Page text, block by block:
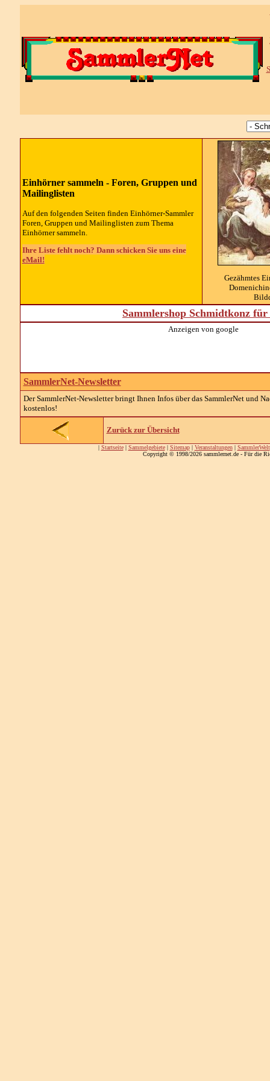
Einhörner sammeln - Foren, Gruppen und
Mailinglisten
Auf den folgenden Seiten finden Einhörner-Sammler
Foren, Gruppen und Mailinglisten zum Thema
Einhörner sammeln.
Ihre Liste fehlt noch? Dann schicken Sie uns eine
eMail!
Gezähmtes
Sammlershop Schmidtkonz
Anzeigen von google
SammlerNet-Newsletter
Der SammlerNet-Newsletter bringt Ihnen Infos über das SammlerNet und
kostenlos!
Zurück zur Übersicht
| Startseite| Sammelgebiete| Sitemap| Veranstaltungen| SammlerWelt
Copyright © 1998/2026 sammlernet.de - Für die